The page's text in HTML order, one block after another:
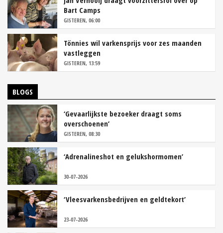
Bart Camps
GISTEREN, 06:00
Tönnies wil varkensprijs voor zes maanden
vastleggen
GISTEREN, 13:59
BLOGS
‘Gevaarlijkste bezoeker draagt soms
overschoenen’
GISTEREN, 08:30
‘Adrenalineshot en gelukshormomen’
30-07-2026
‘Vleesvarkensbedrijven en geldtekort’
23-07-2026